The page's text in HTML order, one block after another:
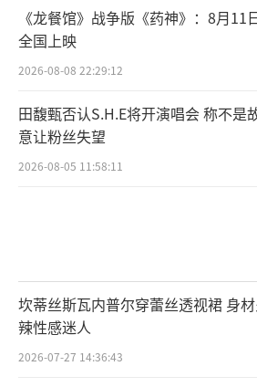
《龙餐馆》战争版《药神》：8月11
全国上映
2026-08-08 22:29:12
田馥甄否认S.H.E将开演唱会 称不是
意让粉丝失望
2026-08-05 11:58:11
坎蒂丝斯瓦内普尔穿蕾丝透视裙 身
辣性感迷人
2026-07-27 14:36:43